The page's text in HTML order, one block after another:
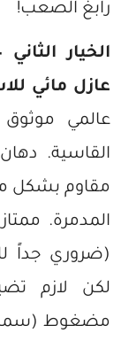
رابغ الصعب!
الخيار
عازل مائي
عالمي
القاسية.
مقاوم بشكل
المدمرة.
لكن لازم